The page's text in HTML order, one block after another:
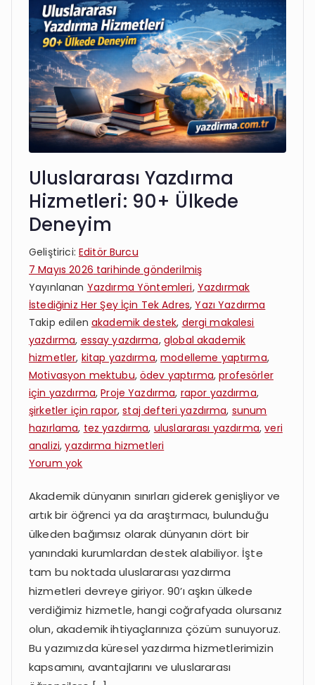
Uluslararası Yazdırma
Hizmetleri: 90+ Ülkede
Deneyim
Geliştirici: Editör Burcu
7 Mayıs 2026 tarihinde gönderilmiş
Yayınlanan Yazdırma Yöntemleri, Yazdırmak
İstediğiniz Her Şey İçin Tek Adres,Yazı Yazdırma
Takip edilen akademik destek, dergi makalesi
yazdırma, essay yazdırma, global akademik
hizmetler, kitap yazdırma,modelleme yaptırma,
Motivasyon mektubu,ödev yaptırma,profesörler
için yazdırma,Proje Yazdırma, rapor yazdırma,
şirketler için rapor,staj defteri yazdırma, sunum
hazırlama, tez yazdırma, uluslararası yazdırma,veri
analizi,yazdırma hizmetleri
Yorum yokUluslararası
Hizmetleri:
90+
Ülkede
Deneyim
Akademik dünyanın sınırları giderek genişliyor ve
artık bir öğrenci ya da araştırmacı, bulunduğu
ülkeden bağımsız olarak dünyanın dört bir
yanındaki kurumlardan destek alabiliyor. İşte
tam bu noktada uluslararası yazdırma
hizmetleri devreye giriyor. 90’ı aşkın ülkede
verdiğimiz hizmetle, hangi coğrafyada olursanız
olun, akademik ihtiyaçlarınıza çözüm sunuyoruz.
Bu yazımızda küresel yazdırma hizmetlerimizin
kapsamını, avantajlarını ve uluslararası